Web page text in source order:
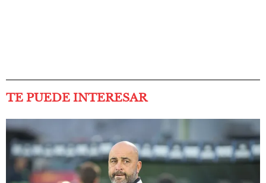
TE PUEDE INTERESAR